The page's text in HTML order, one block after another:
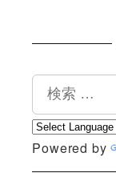
検
Powered by